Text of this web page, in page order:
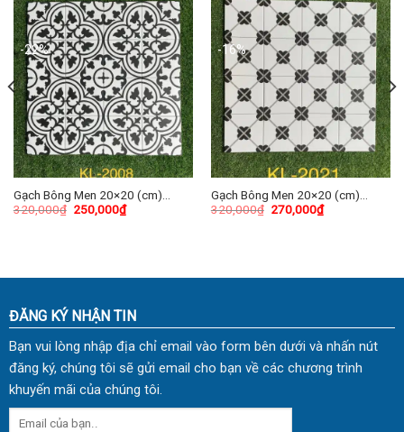
-22%
Gạch Bông Men 20×20 (cm)
TDKL-2008
320,000₫ 250,000₫
-16%
Gạch Bông Men 20×20 (cm)
TDKL-2021
320,000₫ 270,000₫
ĐĂNG KÝ NHẬN TIN
Bạn vui lòng nhập địa chỉ email vào form bên dưới và nhấn nút
đăng ký, chúng tôi sẽ gửi email cho bạn về các chương trình
khuyến mãi của chúng tôi.